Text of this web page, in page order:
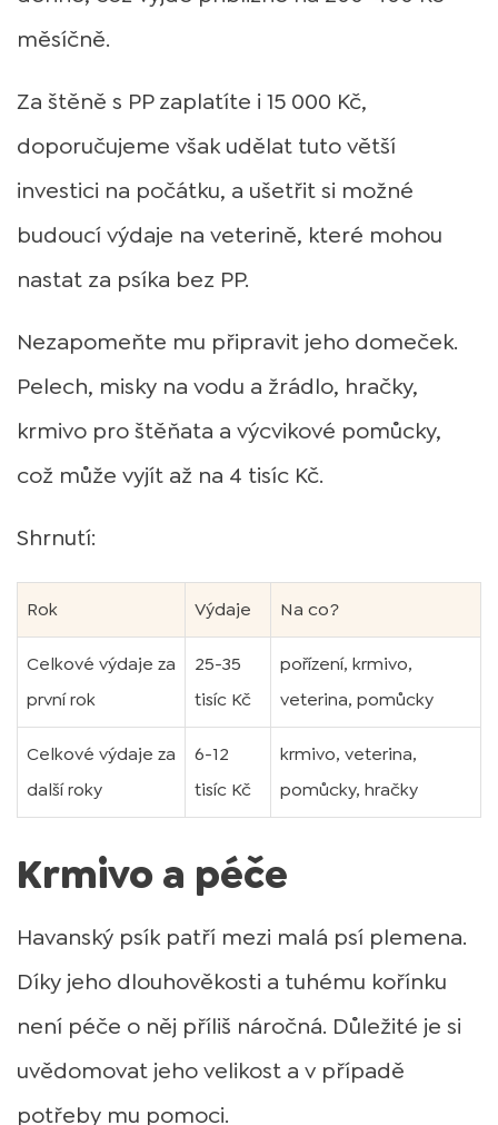
měsíčně.
Za štěně s PP zaplatíte i 15 000 Kč,
doporučujeme však udělat tuto větší
investici na počátku, a ušetřit si možné
budoucí výdaje na veterině, které mohou
nastat za psíka bez PP.
Nezapomeňte mu připravit jeho domeček.
Pelech, misky na vodu a žrádlo, hračky,
krmivo pro štěňata a výcvikové pomůcky,
což může vyjít až na 4 tisíc Kč.
Shrnutí:
Rok Výdaje Na co?
Celkové výdaje za
první rok
25-35
tisíc Kč
pořízení, krmivo,
veterina, pomůcky
Celkové výdaje za
další roky
6-12
tisíc Kč
krmivo, veterina,
pomůcky, hračky
Krmivo a péče
Havanský psík patří mezi malá psí plemena.
Díky jeho dlouhověkosti a tuhému kořínku
není péče o něj příliš náročná. Důležité je si
uvědomovat jeho velikost a v případě
potřeby mu pomoci.